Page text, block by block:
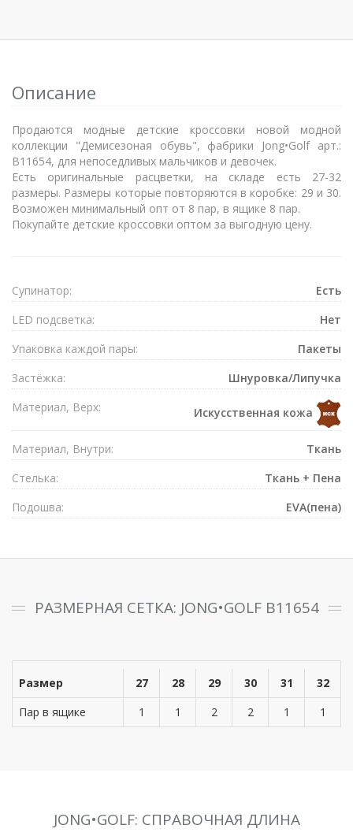
Описание
Продаются модные детские кроссовки новой модной
коллекции "Демисезоная обувь", фабрики Jong•Golf арт.:
B11654, для непоседливых мальчиков и девочек.
Есть оригинальные расцветки, на складе есть 27-32
размеры. Размеры которые повторяются в коробке: 29 и 30.
Возможен минимальный опт от 8 пар, в ящике 8 пар.
Покупайте детские кроссовки оптом за выгодную цену.
Супинатор:
Есть
LED подсветка:
Нет
Упаковка каждой пары:
Пакеты
Застёжка:
Шнуровка/Липучка
Материал, Верх:
Искусственная кожа
Материал, Внутри:
Ткань
Стелька:
Ткань + Пена
Подошва:
EVA(пена)
РАЗМЕРНАЯ СЕТКА: JONG•GOLF B11654
Размер 27 28 29 30 31
32
Пар в ящике
1 1 2 2 1 1
JONG•GOLF: СПРАВОЧНАЯ ДЛИНА